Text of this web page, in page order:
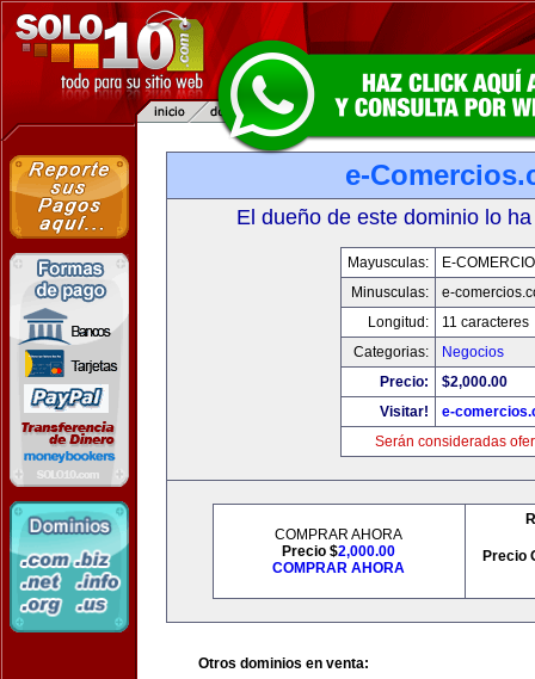
e-
El dueño de este dominio lo
Mayusculas:
E-
Minusculas:
e-
Longitud:
11 caracteres
Categorias:
Negocios
Precio:
$2,000.00
Visitar!
e-
Serán consideradas
COMPRAR AHORA
Precio $2,000.00
COMPRAR AHORA
Precio
Otros dominios en venta: